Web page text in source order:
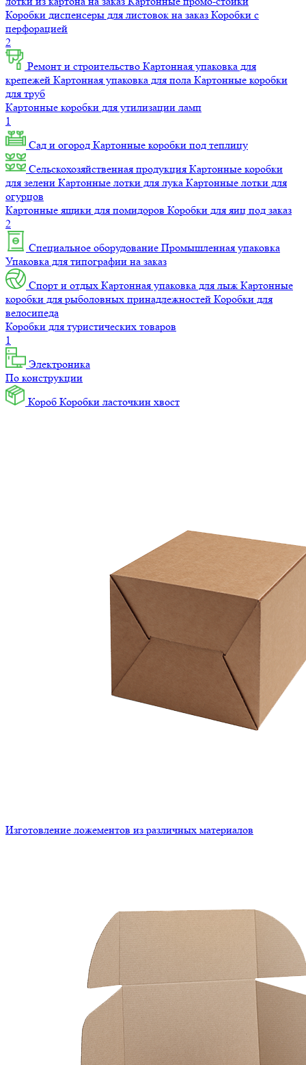
Коробки диспенсеры для листовок на заказ Коробки с
перфорацией
2
Ремонт и строительство Картонная упаковка для
крепежей Картонная упаковка для пола Картонные коробки
для труб
Картонные коробки для утилизации ламп
1
Сад и огород Картонные коробки под теплицу
Сельскохозяйственная продукция Картонные коробки
для зелени Картонные лотки для лука Картонные лотки для
огурцов
Картонные ящики для помидоров Коробки для яиц под заказ
2
Специальное оборудование Промышленная упаковка
Упаковка для типографии на заказ
Спорт и отдых Картонная упаковка для лыж Картонные
коробки для рыболовных принадлежностей Коробки для
велосипеда
Коробки для туристических товаров
1
Электроника
По конструкции
Короб Коробки ласточкин хвост
Изготовление ложементов из различных материалов